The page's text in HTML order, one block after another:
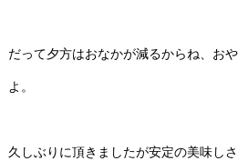
だって夕方はおなかが減るからね、お
よ。
久しぶりに頂きましたが安定の美味し